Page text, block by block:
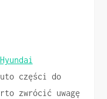
części do
zwrócić uwagę